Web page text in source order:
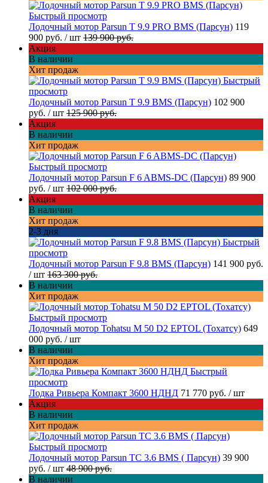
Быстрый просмотр
Лодочный мотор Parsun T 9.9 PRO BMS (Парсун) 119
900 руб. / шт 139 900 руб.
Акция
В наличии
Хит продаж
Быстрый
просмотр
Лодочный мотор Parsun T 9.9 BMS (Парсун) 102 900
руб. / шт 125 900 руб.
Акция
В наличии
Хит продаж
Быстрый просмотр
Лодочный мотор Parsun F 6 ABMS-DC (Парсун) 89 900
руб. / шт 102 000 руб.
Акция
В наличии
Хит продаж
2-3 дня
Быстрый
просмотр
Лодочный мотор Parsun F 9.8 BMS (Парсун) 141 900 руб.
/ шт 163 300 руб.
В наличии
Хит продаж
Быстрый просмотр
Лодочный мотор Tohatsu M 50 D2 EPTOL (Тохатсу) 649
000 руб. / шт
В наличии
Хит продаж
Быстрый
просмотр
Лодка Ривьера Компакт 3600 НДНД 71 770 руб. / шт
Акция
В наличии
Хит продаж
Быстрый просмотр
Лодочный мотор Parsun TC 3.6 BMS ( Парсун) 39 900
руб. / шт 48 900 руб.
В наличии